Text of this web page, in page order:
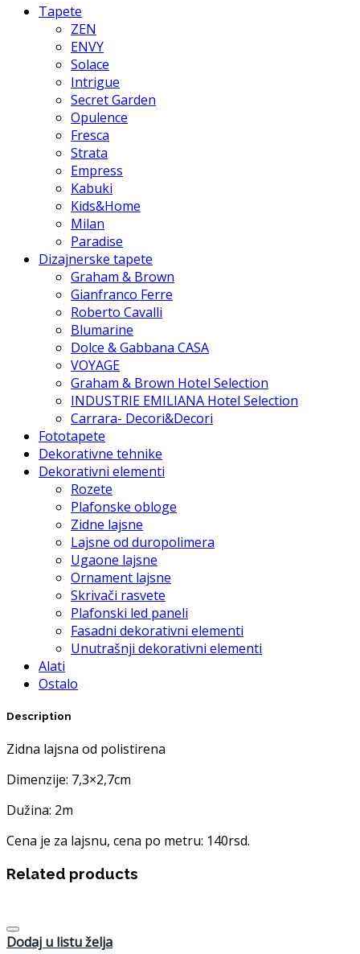
Tapete
ZEN
ENVY
Solace
Intrigue
Secret Garden
Opulence
Fresca
Strata
Empress
Kabuki
Kids&Home
Milan
Paradise
Dizajnerske tapete
Graham & Brown
Gianfranco Ferre
Roberto Cavalli
Blumarine
Dolce & Gabbana CASA
VOYAGE
Graham & Brown Hotel Selection
INDUSTRIE EMILIANA Hotel Selection
Carrara- Decori&Decori
Fototapete
Dekorativne tehnike
Dekorativni elementi
Rozete
Plafonske obloge
Zidne lajsne
Lajsne od duropolimera
Ugaone lajsne
Ornament lajsne
Skrivači rasvete
Plafonski led paneli
Fasadni dekorativni elementi
Unutrašnji dekorativni elementi
Alati
Ostalo
Description
Zidna lajsna od polistirena
Dimenzije: 7,3×2,7cm
Dužina: 2m
Cena je za lajsnu, cena po metru: 140rsd.
Related products
Dodaj u listu želja